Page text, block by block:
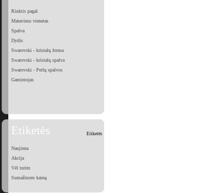
Rinktis pagal
Matavimo vienetas
Spalva
Dydis
Swarovski - kristalų forma
Swarovski - kristalų spalva
Swarovski - Perlų spalvos
Gamintojas
Etiketės Etiketės
Naujiena
Akcija
Vėl turim
Sumažinom kainą